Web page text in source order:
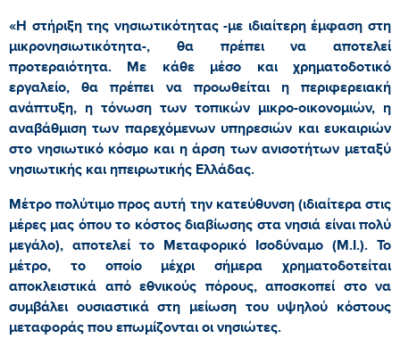
«Η στήριξη της νησιωτικότητας -με ιδιαίτερη έμφαση στη
μικρονησιωτικότητα-, θα πρέπει να αποτελεί
προτεραιότητα. Με κάθε μέσο και χρηματοδοτικό
εργαλείο, θα πρέπει να προωθείται η περιφερειακή
ανάπτυξη, η τόνωση των τοπικών μικρο-οικονομιών, η
αναβάθμιση των παρεχόμενων υπηρεσιών και ευκαιριών
στο νησιωτικό κόσμο και η άρση των ανισοτήτων μεταξύ
νησιωτικής και ηπειρωτικής Ελλάδας.
Μέτρο πολύτιμο προς αυτή την κατεύθυνση (ιδιαίτερα στις
μέρες μας όπου το κόστος διαβίωσης στα νησιά είναι πολύ
μεγάλο), αποτελεί το Μεταφορικό Ισοδύναμο (Μ.Ι.). Το
μέτρο, το οποίο μέχρι σήμερα χρηματοδοτείται
αποκλειστικά από εθνικούς πόρους, αποσκοπεί στο να
συμβάλει ουσιαστικά στη μείωση του υψηλού κόστους
μεταφοράς που επωμίζονται οι νησιώτες.